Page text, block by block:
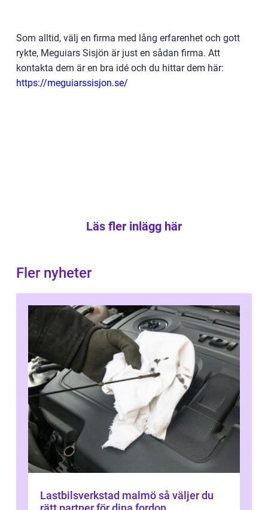
Som alltid, välj en firma med lång erfarenhet och gott
rykte, Meguiars Sisjön är just en sådan firma. Att
kontakta dem är en bra idé och du hittar dem här:
https://meguiarssisjon.se/
Läs fler inlägg här
Fler nyheter
Lastbilsverkstad malmö så väljer du